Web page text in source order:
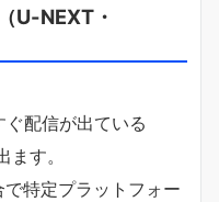
U-NEXT・
配信が出ている
す。
特定プラットフォー